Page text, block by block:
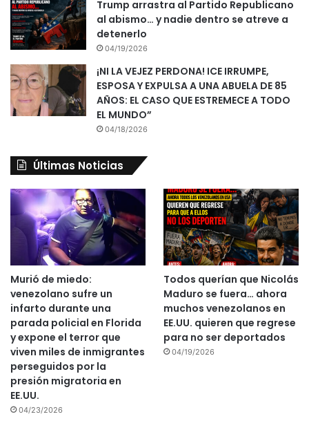
Trump arrastra al Partido Republicano
al abismo… y nadie dentro se atreve a
detenerlo
04/19/2026
¡NI LA VEJEZ PERDONA! ICE IRRUMPE,
ESPOSA Y EXPULSA A UNA ABUELA DE 85
AÑOS: EL CASO QUE ESTREMECE A TODO
EL MUNDO”
04/18/2026
Últimas Noticias
Murió de miedo:
venezolano sufre un
infarto durante una
parada policial en Florida
y expone el terror que
viven miles de inmigrantes
perseguidos por la
presión migratoria en
EE.UU.
04/23/2026
Todos querían que Nicolás
Maduro se fuera… ahora
muchos venezolanos en
EE.UU. quieren que regrese
para no ser deportados
04/19/2026